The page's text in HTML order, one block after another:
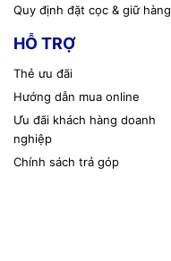
Quy định đặt cọc & giữ hàng
HỖ TRỢ
Thẻ ưu đãi
Hướng dẫn mua online
Ưu đãi khách hàng doanh
nghiệp
Chính sách trả góp